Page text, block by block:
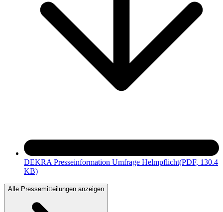
DEKRA Presseinformation Umfrage Helmpflicht(PDF, 130.4
KB)
Alle Pressemitteilungen anzeigen